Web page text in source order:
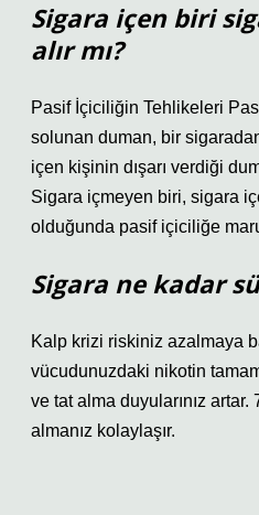
Sigara içen biri
alır mı?
Pasif İçiciliğin Tehlikeleri
solunan duman, bir
içen kişinin dışarı verdiği
Sigara içmeyen biri, sigara
olduğunda pasif içiciliğe
Sigara ne kadar
Kalp krizi riskiniz azalmaya
vücudunuzdaki nikotin
ve tat alma duyularınız
almanız kolaylaşır.